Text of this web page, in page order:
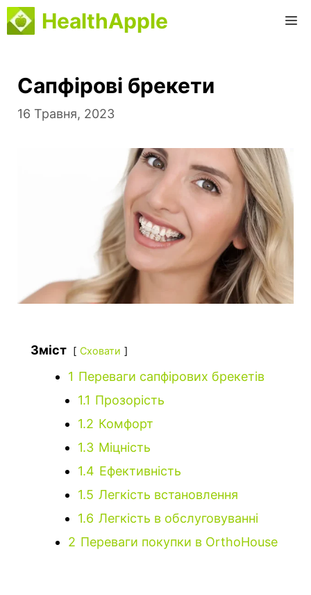
Перейти
до
HealthApple
Сапфірові брекети
16 Травня, 2023
Зміст Сховати
1 Переваги сапфірових брекетів
1.1 Прозорість
1.2 Комфорт
1.3 Міцність
1.4 Ефективність
1.5 Легкість встановлення
1.6 Легкість в обслуговуванні
2 Переваги покупки в OrthoHouse